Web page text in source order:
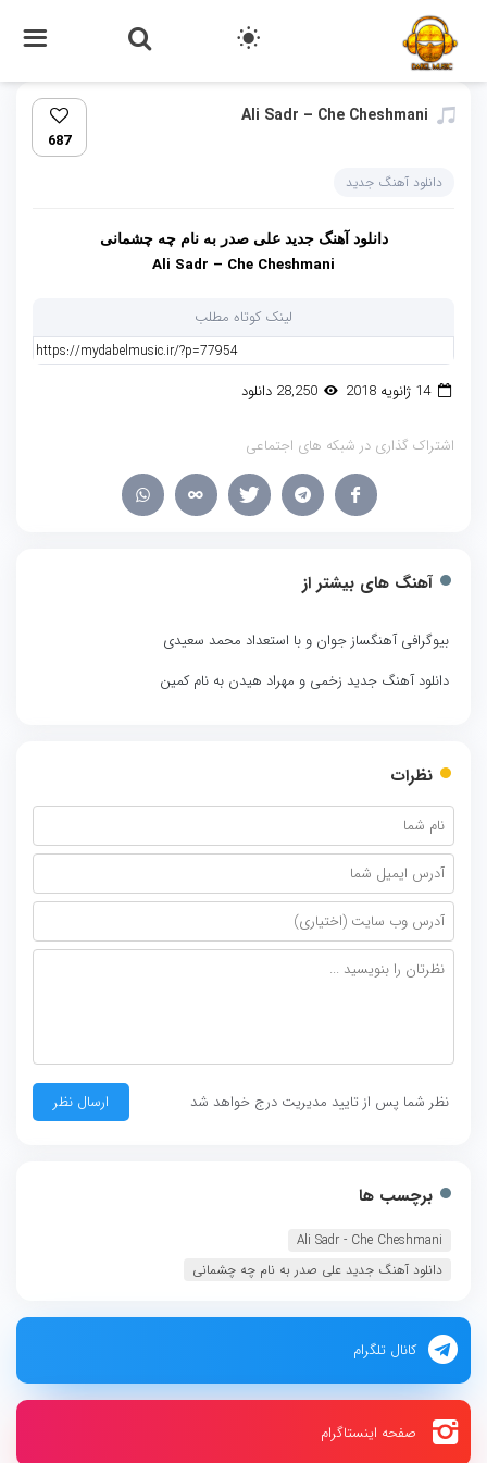
Ali Sadr – Che Cheshmani‏
687
دانلود آهنگ جدید
دانلود آهنگ جدیدعلی صدر به نامچه چشمانی
Ali Sadr – Che Cheshmani
لینک کوتاه مطلب
14 ژانویه 2018 28,250 دانلود
اشتراک گذاری در شبکه های اجتماعی
آهنگ های بیشتر از
بیوگرافی آهنگساز جوان و با استعداد محمد سعیدی
دانلود آهنگ جدید زخمی و مهراد هیدن به نام کمین
نظرات
نظر شما پس از تایید مدیریت درج خواهد شد
برچسب ها
Ali Sadr - Che Cheshmani‏
دانلود آهنگ جدید علی صدر به نام چه چشمانی
کانال تلگرام
صفحه اینستاگرام